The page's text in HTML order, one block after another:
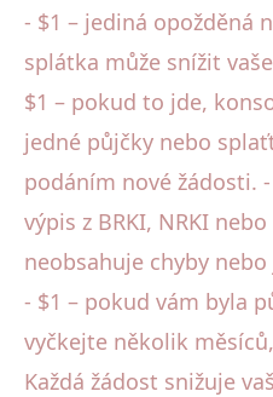
- $1 – jediná opožděná
splátka může snížit
$1 – pokud to jde,
jedné půjčky nebo
podáním nové žádosti.
výpis z BRKI, NRKI
neobsahuje chyby
- $1 – pokud vám byla
vyčkejte několik
Každá žádost snižuje